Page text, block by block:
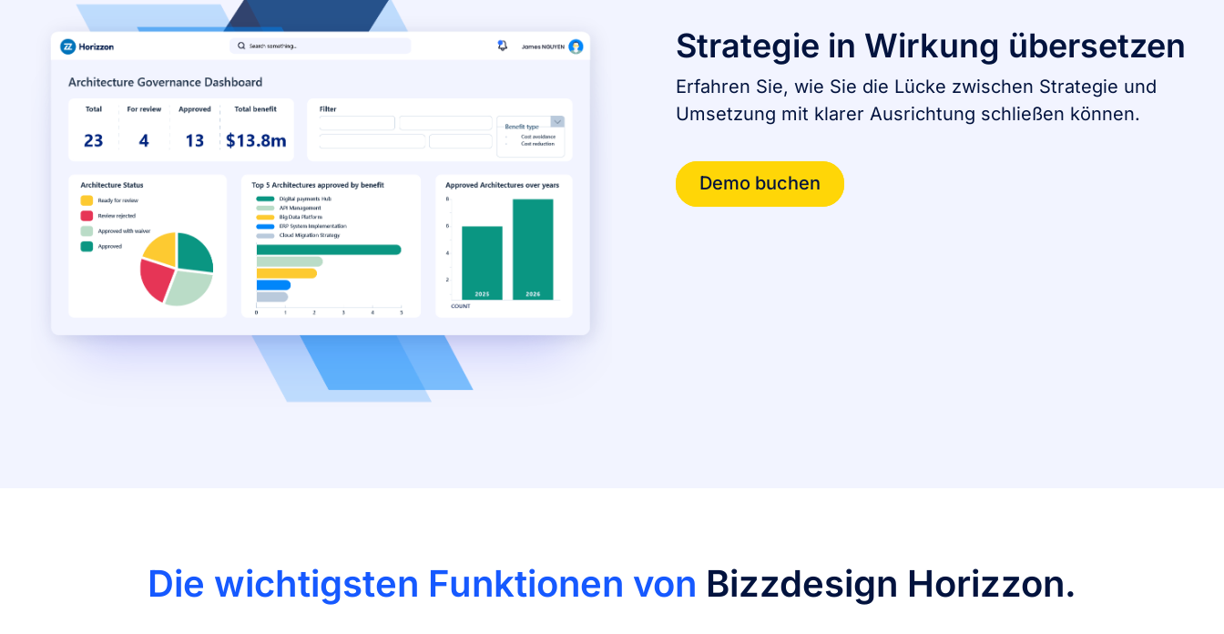
Strategie in Wirkung übersetzen
Erfahren Sie, wie Sie die Lücke zwischen Strategie und
Umsetzung mit klarer Ausrichtung schließen können.
Demo buchen
Die wichtigsten Funktionen von Bizzdesign Horizzon.